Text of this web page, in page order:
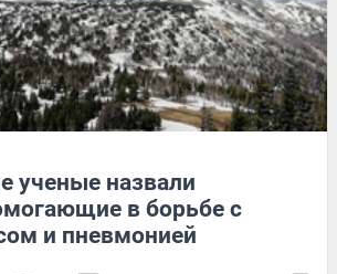
ученые назвали
в борьбе с
и пневмонией